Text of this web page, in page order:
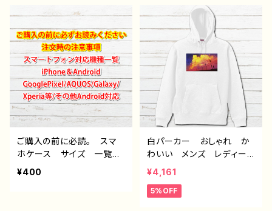
ご購入の前に必読。 スマ
ホケース サイズ 一覧
選び方 iPhoneケース A
¥400
白パーカー おしゃれ か
わいい メンズ レディー
ス イラスト 風景 綺
麗 景色 美しい エモ
い かっこいい おすす
¥4,161
5%OFF